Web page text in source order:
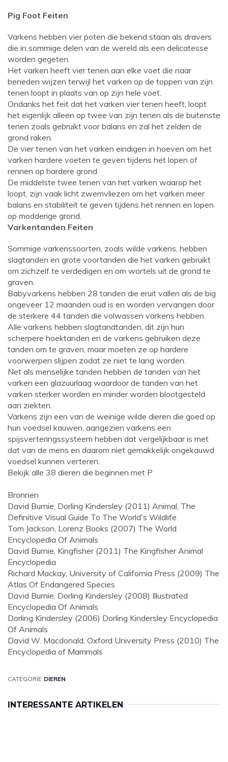
Pig Foot Feiten
Varkens hebben vier poten die bekend staan ​​als dravers
die in sommige delen van de wereld als een delicatesse
worden gegeten.
Het varken heeft vier tenen aan elke voet die naar
beneden wijzen terwijl het varken op de toppen van zijn
tenen loopt in plaats van op zijn hele voet.
Ondanks het feit dat het varken vier tenen heeft, loopt
het eigenlijk alleen op twee van zijn tenen als de buitenste
tenen zoals gebruikt voor balans en zal het zelden de
grond raken.
De vier tenen van het varken eindigen in hoeven om het
varken hardere voeten te geven tijdens het lopen of
rennen op hardere grond.
De middelste twee tenen van het varken waarop het
loopt, zijn vaak licht zwemvliezen om het varken meer
balans en stabiliteit te geven tijdens het rennen en lopen
op modderige grond.
Varkentanden Feiten
Sommige varkenssoorten, zoals wilde varkens, hebben
slagtanden en grote voortanden die het varken gebruikt
om zichzelf te verdedigen en om wortels uit de grond te
graven.
Babyvarkens hebben 28 tanden die eruit vallen als de big
ongeveer 12 maanden oud is en worden vervangen door
de sterkere 44 tanden die volwassen varkens hebben.
Alle varkens hebben slagtandtanden, dit zijn hun
scherpere hoektanden en de varkens gebruiken deze
tanden om te graven, maar moeten ze op hardere
voorwerpen slijpen zodat ze niet te lang worden.
Net als menselijke tanden hebben de tanden van het
varken een glazuurlaag waardoor de tanden van het
varken sterker worden en minder worden blootgesteld
aan ziekten.
Varkens zijn een van de weinige wilde dieren die goed op
hun voedsel kauwen, aangezien varkens een
spijsverteringssysteem hebben dat vergelijkbaar is met
dat van de mens en daarom niet gemakkelijk ongekauwd
voedsel kunnen verteren.
Bekijk alle 38 dieren die beginnen met P
Bronnen
David Burnie, Dorling Kindersley (2011) Animal, The
Definitive Visual Guide To The World's Wildlife
Tom Jackson, Lorenz Books (2007) The World
Encyclopedia Of Animals
David Burnie, Kingfisher (2011) The Kingfisher Animal
Encyclopedia
Richard Mackay, University of California Press (2009) The
Atlas Of Endangered Species
David Burnie, Dorling Kindersley (2008) Illustrated
Encyclopedia Of Animals
Dorling Kindersley (2006) Dorling Kindersley Encyclopedia
Of Animals
David W. Macdonald, Oxford University Press (2010) The
Encyclopedia of Mammals
CATEGORIE DIEREN
INTERESSANTE ARTIKELEN